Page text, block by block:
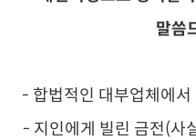
말씀
- 합법적인 대부업체에
- 지인에게 빌린 금전(사